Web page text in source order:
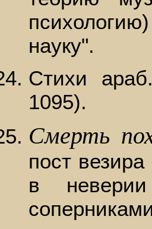
науку".
Стихи
1095).
Смерть
пост
в